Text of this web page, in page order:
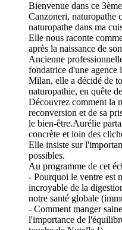
Bienvenue dans ce
Canzoneri, naturopathe
naturopathe dans ma
Elle nous raconte
après la naissance de
Ancienne
fondatrice d'une agence
Milan, elle a décidé de
naturopathie, en quête
Découvrez comment la
reconversion et de sa
le bien-être.Aurélie
concrète et loin des
Elle insiste sur
possibles.
Au programme de cet
- Pourquoi le ventre est
incroyable de la
notre santé globale
- Comment manger
l'importance de